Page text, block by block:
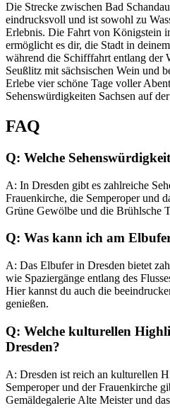
Die Strecke zwischen Bad
eindrucksvoll und ist sowohl zu
Erlebnis. Die Fahrt von Königstein
ermöglicht es dir, die Stadt in
während die Schifffahrt entlang der
Seußlitz mit sächsischen Wein und
Erlebe vier schöne Tage voller
Sehenswürdigkeiten Sachsen auf
FAQ
Q: Welche
A: In Dresden gibt es zahlreiche
Frauenkirche, die Semperoper und
Grüne Gewölbe und die Brühlsche
Q: Was kann ich am
A: Das Elbufer in Dresden bietet
wie Spaziergänge entlang des
Hier kannst du auch die
genießen.
Q: Welche kulturellen
Dresden?
A: Dresden ist reich an kulturellen
Semperoper und der Frauenkirche
Gemäldegalerie Alte Meister und